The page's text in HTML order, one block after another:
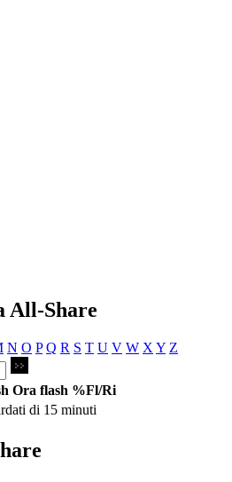
All-Share
N O P Q R S T U V W X Y Z
Ora flash %Fl/Ri
di 15 minuti